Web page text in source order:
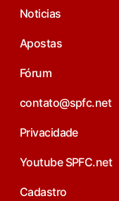
Noticias
Apostas
Fórum
contato@spfc.net
Privacidade
Youtube SPFC.net
Cadastro